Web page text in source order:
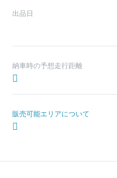
出品日
納車時の予想走行距離
販売可能エリアについて